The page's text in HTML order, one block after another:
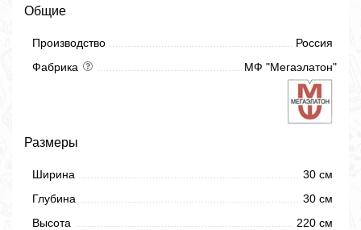
Общие
Производство
Россия
Фабрика
МФ "Мегаэлатон"
Размеры
Ширина
30 см
Глубина
30 см
Высота
220 см